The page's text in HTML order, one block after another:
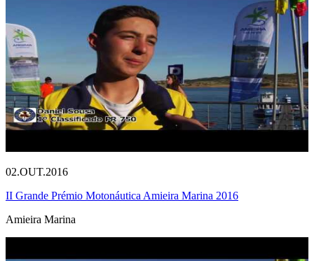
02.OUT.2016
II Grande Prémio Motonáutica Amieira Marina 2016
Amieira Marina